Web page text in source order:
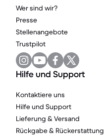
Wer sind wir?
Presse
Stellenangebote
Trustpilot
Hilfe und Support
Kontaktiere uns
Hilfe und Support
Lieferung & Versand
Rückgabe & Rückerstattung